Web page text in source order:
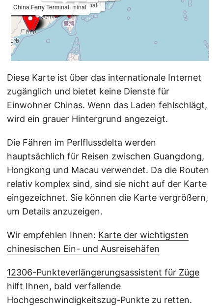
Diese Karte ist über das internationale Internet
zugänglich und bietet keine Dienste für
Einwohner Chinas. Wenn das Laden fehlschlägt,
wird ein grauer Hintergrund angezeigt.
Die Fähren im Perlflussdelta werden
hauptsächlich für Reisen zwischen Guangdong,
Hongkong und Macau verwendet. Da die Routen
relativ komplex sind, sind sie nicht auf der Karte
eingezeichnet. Sie können die Karte vergrößern,
um Details anzuzeigen.
Wir empfehlen Ihnen: Karte der wichtigsten
chinesischen Ein- und Ausreisehäfen
12306-Punkteverlängerungsassistent für Züge
hilft Ihnen, bald verfallende
Hochgeschwindigkeitszug-Punkte zu retten.